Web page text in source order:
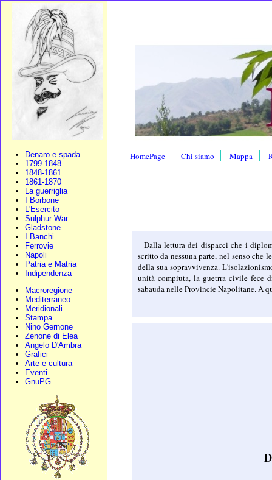
Denaro e spada
1799-1848
1848-1861
1861-1870
La guerriglia
I Borbone
L'Esercito
Sulphur War
Gladstone
I Banchi
Ferrovie
Napoli
Patria e Matria
Indipendenza
Macroregione
Mediterraneo
Meridionali
Stampa
Nino Gernone
Zenone di Elea
Angelo D'Ambra
Grafici
Arte e cultura
Eventi
GnuPG
HomePage Chi siamo Mappa
Dalla lettura dei dispacci che i
scritto da nessuna parte, nel senso che
della sua sopravvivenza.
unità compiuta, la guetrra civile fece
sabauda nelle Provincie Napolitane. A